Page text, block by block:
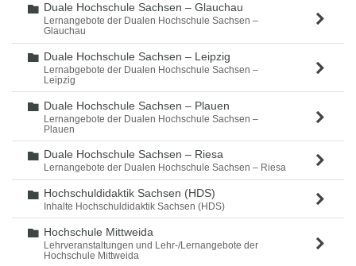
Ordner
Duale Hochschule Sachsen – Glauchau
Lernangebote der Dualen Hochschule Sachsen –
Glauchau
Ordner
Duale Hochschule Sachsen – Leipzig
Lernabgebote der Dualen Hochschule Sachsen –
Leipzig
Ordner
Duale Hochschule Sachsen – Plauen
Lernangebote der Dualen Hochschule Sachsen –
Plauen
Ordner
Duale Hochschule Sachsen – Riesa
Lernangebote der Dualen Hochschule Sachsen – Riesa
Ordner
Hochschuldidaktik Sachsen (HDS)
Inhalte Hochschuldidaktik Sachsen (HDS)
Ordner
Hochschule Mittweida
Lehrveranstaltungen und Lehr-/Lernangebote der
Hochschule Mittweida